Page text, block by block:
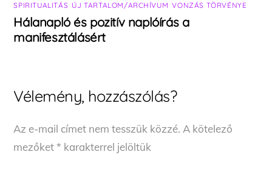
SPIRITUALITÁS ÚJ TARTALOM/ARCHÍVUM ,VONZÁS TÖRVÉNYE
Hálanapló és pozitív naplóírás a
manifesztálásért
Vélemény, hozzászólás?
Az e-mail címet nem tesszük közzé. A kötelező
mezőket* karakterrel jelöltük